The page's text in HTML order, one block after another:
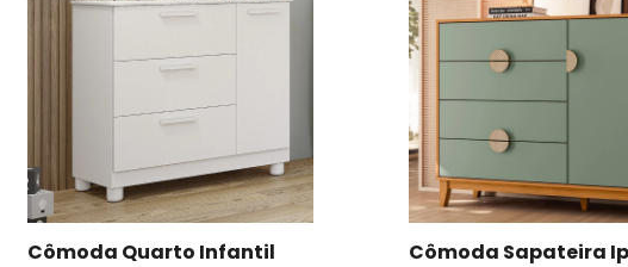
Cômoda Sapateira Ipe
Cômoda Sapateira